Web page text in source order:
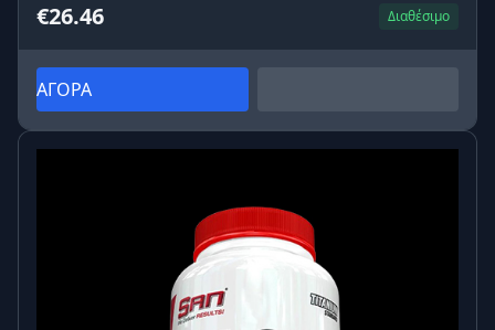
€26.46 Διαθέσιμο
ΑΓΟΡΑ